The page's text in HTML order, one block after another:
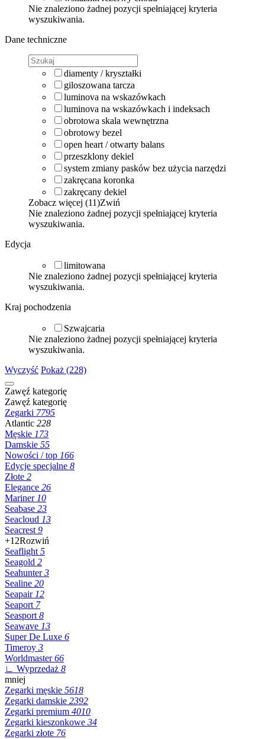
Nie znaleziono żadnej pozycji spełniającej kryteria
wyszukiwania.
Dane techniczne
diamenty / kryształki
giloszowana tarcza
luminova na wskazówkach
luminova na wskazówkach i indeksach
obrotowa skala wewnętrzna
obrotowy bezel
open heart / otwarty balans
przeszklony dekiel
system zmiany pasków bez użycia narzędzi
zakręcana koronka
zakręcany dekiel
Zobacz więcej (11)Zwiń
Nie znaleziono żadnej pozycji spełniającej kryteria
wyszukiwania.
Edycja
limitowana
Nie znaleziono żadnej pozycji spełniającej kryteria
wyszukiwania.
Kraj pochodzenia
Szwajcaria
Nie znaleziono żadnej pozycji spełniającej kryteria
wyszukiwania.
Wyczyść Pokaż (228)
Zawęź kategorię
Zawęź kategorię
Zegarki 7795
Atlantic 228
Męskie 173
Damskie 55
Nowości / top 166
Edycje specjalne 8
Złote 2
Elegance 26
Mariner 10
Seabase 23
Seacloud 13
Seacrest 9
+12Rozwiń
Seaflight 5
Seagold 2
Seahunter3
Sealine 20
Seapair 12
Seaport 7
Seasport 8
Seawave 13
Super De Luxe 6
Timeroy 3
Worldmaster66
∟ Wyprzedaż 8
mniej
Zegarki męskie 5618
Zegarki damskie 2392
Zegarki premium 4010
Zegarki kieszonkowe 34
Zegarki złote 76